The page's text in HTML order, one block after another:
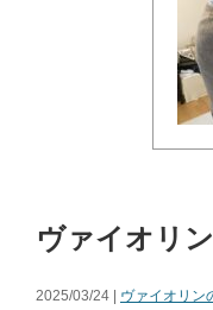
ヴァイオリ
2025/03/24 | ヴァイオリン